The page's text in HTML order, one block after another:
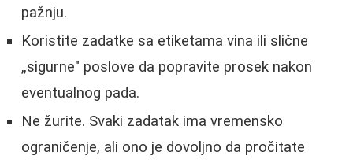
pažnju.
Koristite zadatke sa etiketama vina ili slične
„sigurne" poslove da popravite prosek nakon
eventualnog pada.
Ne žurite. Svaki zadatak ima vremensko
ograničenje, ali ono je dovoljno da pročitate